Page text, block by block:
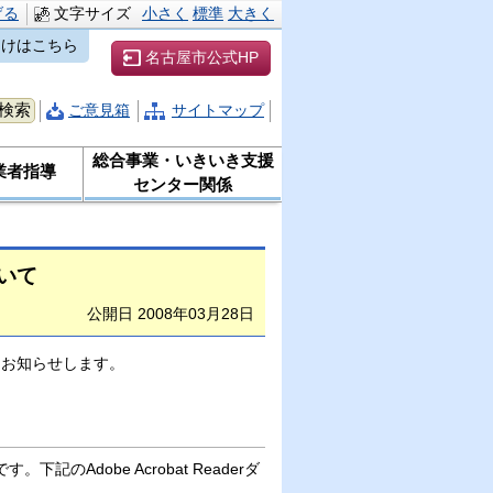
文字サイズ 小さく 標準 大きく
名古屋市公式HP
はこちら
ご意見箱 サイトマップ
者指導
総合事業・いきいき支援
センター関係
て
公開日 2008年03月28日
知らせします。
す。下記のAdobe Acrobat Readerダ